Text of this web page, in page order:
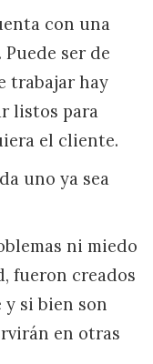
con una
ser de
trabajar hay
listos para
el cliente.
uno ya sea
ni miedo
fueron creados
si bien son
en otras